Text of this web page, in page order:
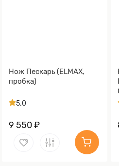
Нож Пескарь (ELMAX,
пробка)
5.0
9 550 ₽